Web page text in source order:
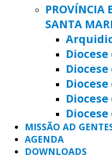
PROVÍNCIA
SANTA
MISSÃO AD
AGENDA
DOWNLOADS